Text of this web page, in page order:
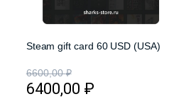
Steam gift card 60 USD (USA)
6600,00₽
6400,00 ₽